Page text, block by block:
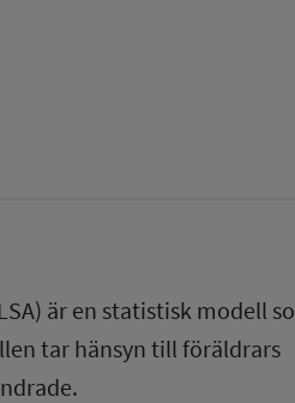
är en statistisk modell
tar hänsyn till föräldrars